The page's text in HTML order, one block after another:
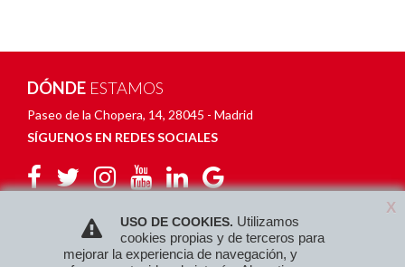
X
USO DE COOKIES. Utilizamos
cookies propias y de terceros para
mejorar la experiencia de navegación, y
X
USO DE COOKIES. Utilizamos
cookies propias y de terceros para
mejorar la experiencia de navegación, y
DÓNDE ESTAMOS
Paseo de la Chopera, 14, 28045 - Madrid
SÍGUENOS EN REDES SOCIALES